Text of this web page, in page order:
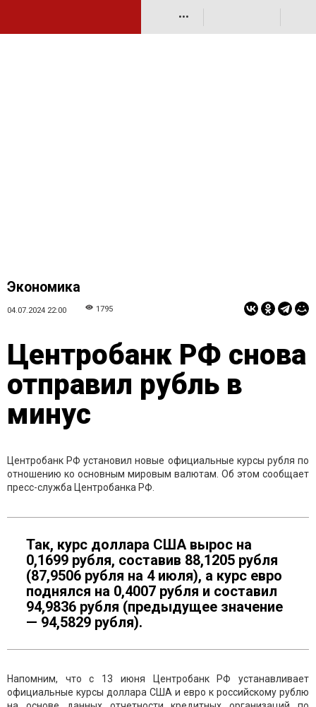
•••
Экономика
04.07.2024 22:00 1795
Центробанк РФ снова
отправил рубль в
минус
Центробанк РФ установил новые официальные курсы рубля по
отношению ко основным мировым валютам. Об этом сообщает
пресс-служба Центробанка РФ.
Так, курс доллара США вырос на
0,1699 рубля, составив 88,1205 рубля
(87,9506 рубля на 4 июля), а курс евро
поднялся на 0,4007 рубля и составил
94,9836 рубля (предыдущее значение
— 94,5829 рубля).
Напомним, что с 13 июня Центробанк РФ устанавливает
официальные курсы доллара США и евро к российскому рублю